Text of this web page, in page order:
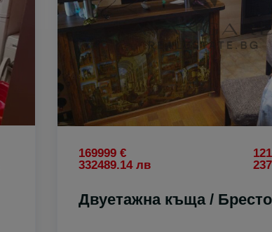
169999 €
332489.14 лв
Двуетажна къща /